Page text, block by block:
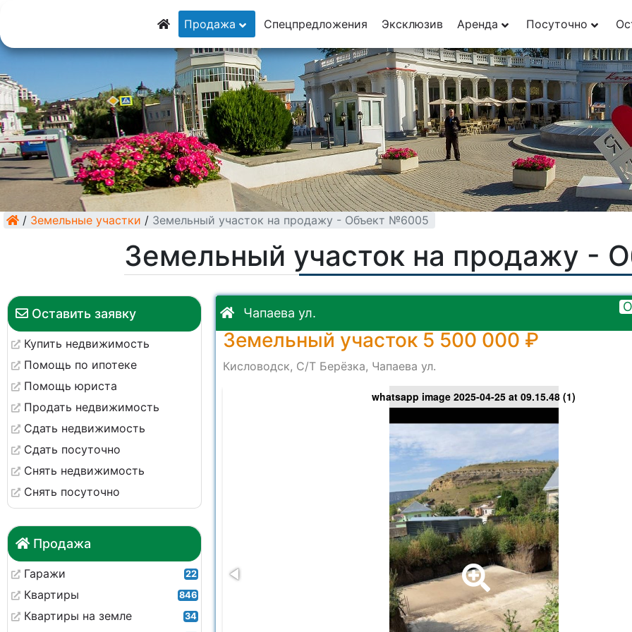
8 (928) 5555-929
8 (928) 3054-111
Продажа Спецпредложения Эксклюзив Аренда Посуточно
/ Земельные участки / Земельный участок на продажу - Объект №6005
Земельный участок на продажу -
Оставить заявку
Купить недвижимость
Помощь по ипотеке
Помощь юриста
Продать недвижимость
Сдать недвижимость
Сдать посуточно
Снять недвижимость
Снять посуточно
Продажа
Гаражи 22
Квартиры 846
Квартиры на земле 34
Чапаева ул.
Земельный участок 5 500 000 ₽
Кисловодск, С/Т Берёзка, Чапаева ул.
whatsapp image 2025-04-25 at 09.15.48 (1)
at 09.15.51